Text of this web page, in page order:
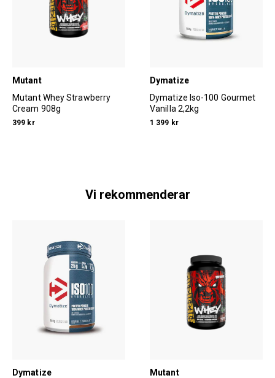
Mutant
Mutant Whey Strawberry
Cream 908g
399 kr
Dymatize
Dymatize Iso-100 Gourmet
Vanilla 2,2kg
1 399 kr
Vi rekommenderar
Dymatize
Mutant